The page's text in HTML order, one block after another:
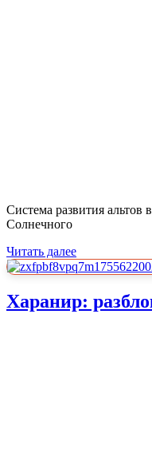
Система развития
Солнечного
Читать далее
Харанир: